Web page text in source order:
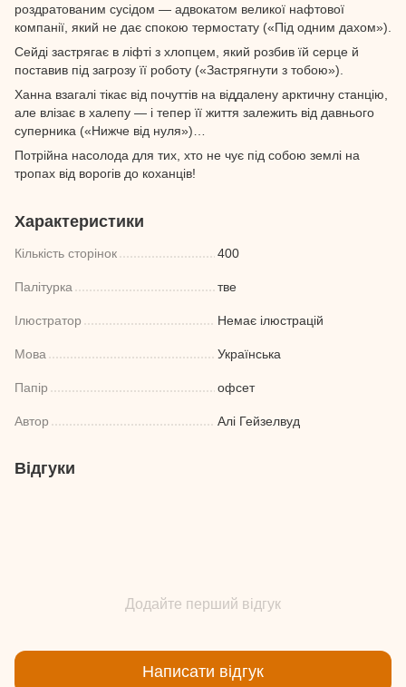
роздратованим сусідом — адвокатом великої нафтової
компанії, який не дає спокою термостату («Під одним дахом»).
Сейді застрягає в ліфті з хлопцем, який розбив їй серце й
поставив під загрозу її роботу («Застрягнути з тобою»).
Ханна взагалі тікає від почуттів на віддалену арктичну станцію,
але влізає в халепу — і тепер її життя залежить від давнього
суперника («Нижче від нуля»)…
Потрійна насолода для тих, хто не чує під собою землі на
тропах від ворогів до коханців!
Характеристики
Кількість сторінок 400
Палітурка тве
Ілюстратор Немає ілюстрацій
Мова Українська
Папір офсет
Автор Алі Гейзелвуд
Відгуки
Додайте перший відгук
Написати відгук